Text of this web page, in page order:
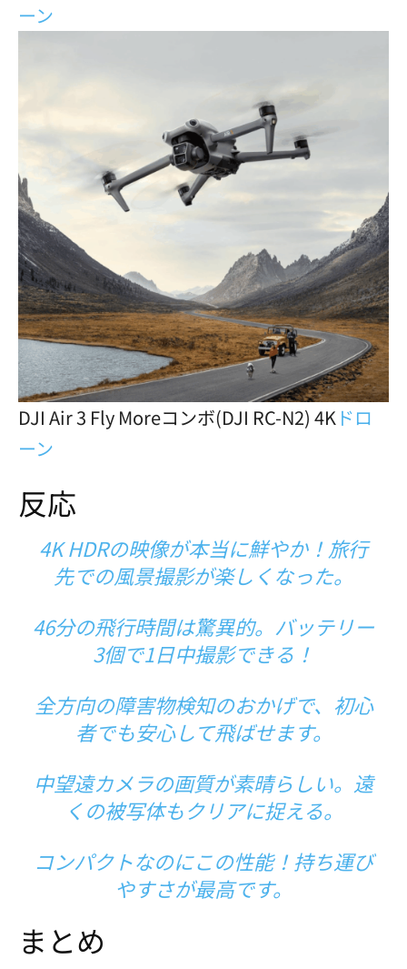
ーン
DJI Air 3 Fly Moreコンボ(DJI RC-N2) 4K ドロ
ーン
反応
4K HDRの映像が本当に鮮やか！旅行
先での風景撮影が楽しくなった。
46分の飛行時間は驚異的。バッテリー
3個で1日中撮影できる！
全方向の障害物検知のおかげで、初心
者でも安心して飛ばせます。
中望遠カメラの画質が素晴らしい。遠
くの被写体もクリアに捉える。
コンパクトなのにこの性能！持ち運び
やすさが最高です。
まとめ